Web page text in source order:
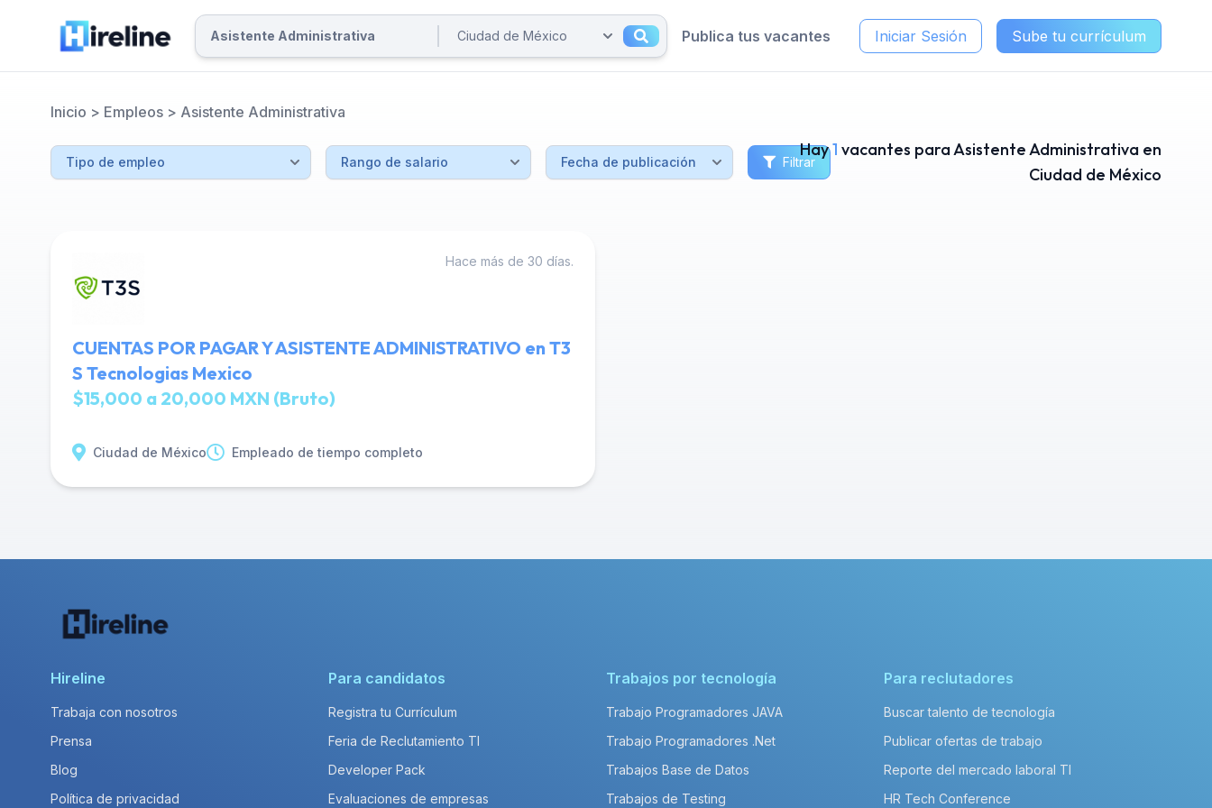
Publica tus vacantes Iniciar Sesión Sube tu currículum
Inicio > Empleos > Asistente Administrativa
Filtrar
Hay1 vacantes para Asistente Administrativa en
Ciudad de México
Hace más de 30 días.
CUENTAS POR PAGAR Y ASISTENTE ADMINISTRATIVO en T3
S Tecnologias Mexico
$15,000 a 20,000 MXN (Bruto)
Ciudad de México Empleado de tiempo completo
Hireline
Trabaja con nosotros
Prensa
Blog
Política de privacidad
Para candidatos
Registra tu Currículum
Feria de Reclutamiento TI
Developer Pack
Evaluaciones de empresas
Trabajos por tecnología
Trabajo Programadores JAVA
Trabajo Programadores .Net
Trabajos Base de Datos
Trabajos de Testing
Para reclutadores
Buscar talento de tecnología
Publicar ofertas de trabajo
Reporte del mercado laboral TI
HR Tech Conference